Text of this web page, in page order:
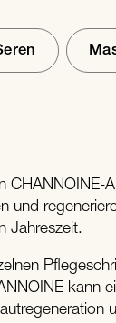
CHANNOINE-
und
Jahreszeit.
kann